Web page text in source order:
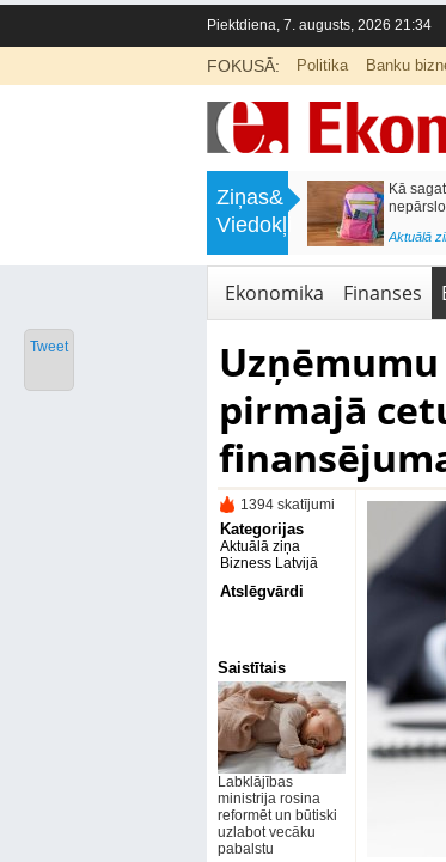
Piektdiena, 7. augusts, 2026 21:34
FOKUSĀ: Politika Banku
Ziņas&
Viedokļi
Labklājības ministrija rosina reformēt
un būtiski uzlabot vecāku pabalstu
Kā
Aktuālā
Ekonomika Finanses
pirmajā
1394 skatījumi
Kategorijas
Aktuālā ziņa
Bizness Latvijā
Atslēgvārdi
Saistītais
Labklājības
ministrija rosina
reformēt un būtiski
uzlabot vecāku
pabalstu
Tweet